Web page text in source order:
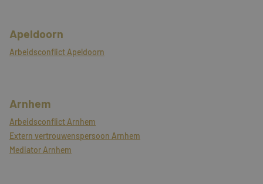
Apeldoorn
Arbeidsconflict Apeldoorn
Arnhem
Arbeidsconflict Arnhem
Extern vertrouwenspersoon Arnhem
Mediator Arnhem